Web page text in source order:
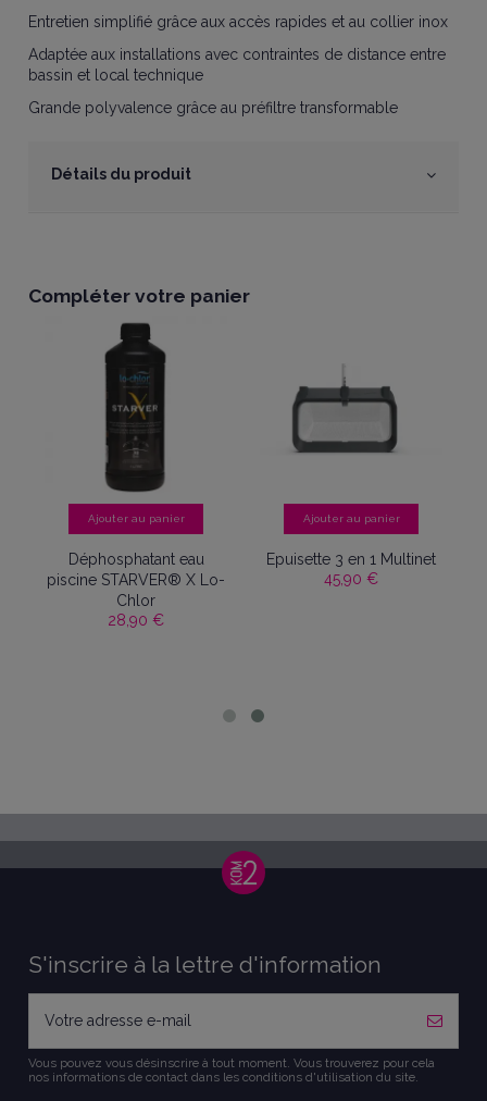
Entretien simplifié grâce aux accès rapides et au collier inox
Adaptée aux installations avec contraintes de distance entre
bassin et local technique
Grande polyvalence grâce au préfiltre transformable
Détails du produit
Compléter votre panier
Ajouter au panier
Déphosphatant eau
piscine STARVER® X Lo-
Chlor
28,90 €
Ajouter au panier
Epuisette 3 en 1 Multinet
45,90 €
S'inscrire à la lettre d'information
Vous pouvez vous désinscrire à tout moment. Vous trouverez pour cela
nos informations de contact dans les conditions d'utilisation du site.